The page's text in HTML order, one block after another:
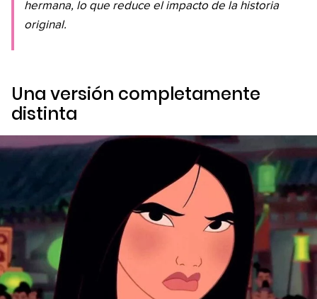
hermana, lo que reduce el impacto de la historia
original.
Una versión completamente
distinta